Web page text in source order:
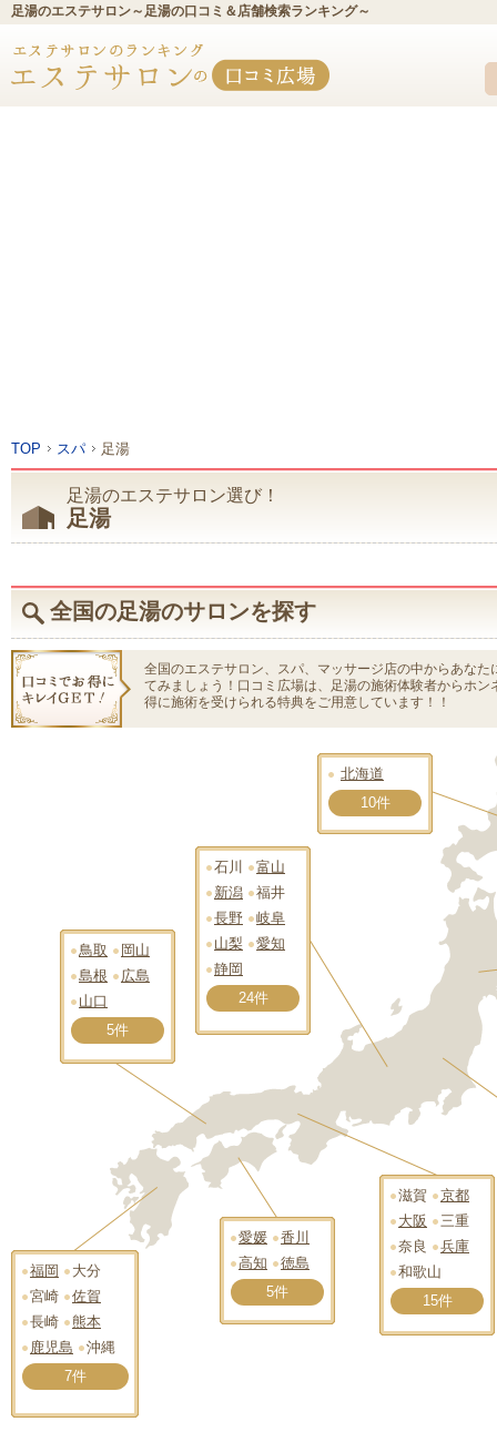
足湯のエステサロン～足湯の口コミ＆店舗検索ランキング～
TOP スパ 足湯
足湯のエステサロン選び！
足湯
全国の足湯のサロンを探す
全国のエステサロン、スパ、マッサージ店の中からあな
てみましょう！口コミ広場は、足湯の施術体験者からホ
得に施術を受けられる特典をご用意しています！！
北海道
10件
石川
富山
新潟
福井
長野
岐阜
山梨
愛知
静岡
24件
滋賀
京都
大阪
三重
奈良
兵庫
和歌山
15件
鳥取
岡山
島根
広島
山口
5件
愛媛
香川
高知
徳島
5件
福岡
大分
宮崎
佐賀
長崎
熊本
鹿児島
沖縄
7件